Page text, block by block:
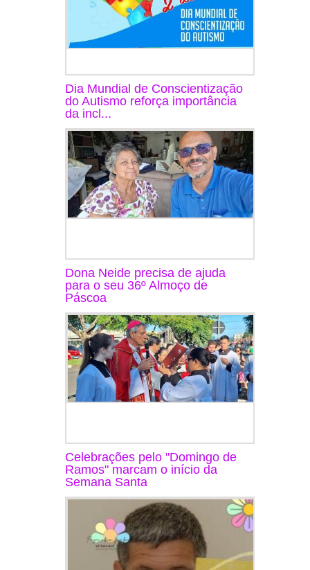
Dia Mundial de Conscientização
do Autismo reforça importância
da incl...
Dona Neide precisa de ajuda
para o seu 36º Almoço de
Páscoa
Celebrações pelo "Domingo de
Ramos" marcam o início da
Semana Santa